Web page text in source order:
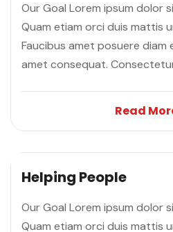
Our Goal Lorem ipsum dolor
Quam etiam orci duis mattis
Faucibus amet posuere diam
amet consequat.
Read
Helping People
Our Goal Lorem ipsum dolor
Quam etiam orci duis mattis